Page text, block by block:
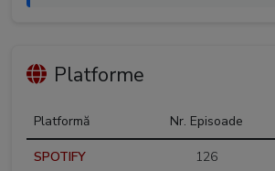
Platforme
Platformă Nr. Episoade
SPOTIFY 126